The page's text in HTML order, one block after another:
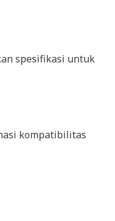
spesifikasi untuk
kompatibilitas